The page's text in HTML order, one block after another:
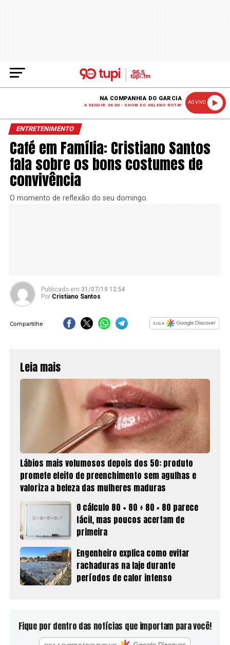
NA COMPANHIA DO GARCIA
A SEGUIR: 04:00 - SHOW DO HELENO ROTAY
AO VIVO
ENTRETENIMENTO
Café em Família: Cristiano Santos
fala sobre os bons costumes de
convivência
O momento de reflexão do seu domingo.
Publicado em 31/07/19 12:54
Por Cristiano Santos
Compartilhe
Leia mais
Lábios mais volumosos depois dos 50: produto
promete efeito de preenchimento sem agulhas e
valoriza a beleza das mulheres maduras
O cálculo 80 + 80 ÷ 80 × 80 parece
fácil, mas poucos acertam de
primeira
Engenheiro explica como evitar
rachaduras na laje durante
períodos de calor intenso
Fique por dentro das notícias que importam para você!